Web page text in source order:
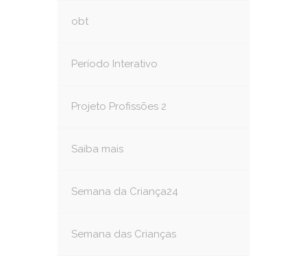
obt
Período Interativo
Projeto Profissões 2
Saiba mais
Semana da Criança24
Semana das Crianças